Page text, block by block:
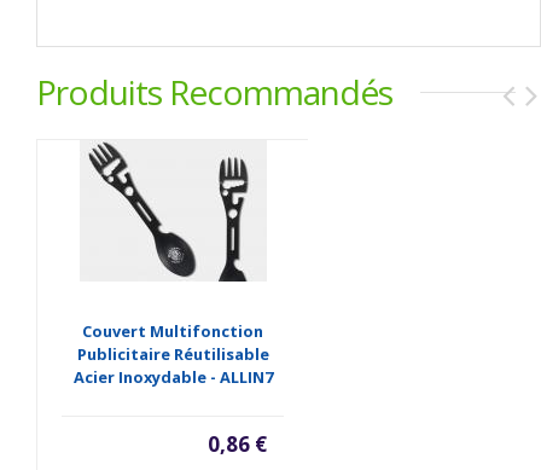
Produits Recommandés
Couvert Multifonction
Publicitaire Réutilisable
Acier Inoxydable - ALLIN7
0,86 €